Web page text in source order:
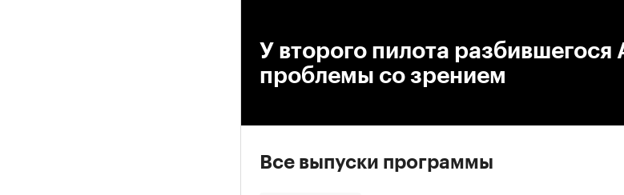
У второго пилота
проблемы со зрением
Все выпуски программы